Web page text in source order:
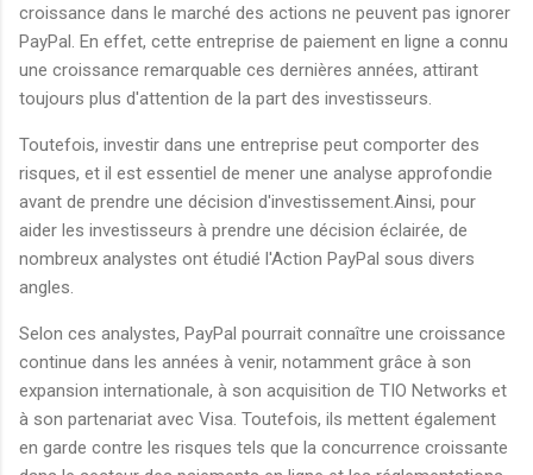
croissance dans le marché des actions ne peuvent pas ignorer
PayPal. En effet, cette entreprise de paiement en ligne a connu
une croissance remarquable ces dernières années, attirant
toujours plus d'attention de la part des investisseurs.
Toutefois, investir dans une entreprise peut comporter des
risques, et il est essentiel de mener une analyse approfondie
avant de prendre une décision d'investissement.Ainsi, pour
aider les investisseurs à prendre une décision éclairée, de
nombreux analystes ont étudié l'Action PayPal sous divers
angles.
Selon ces analystes, PayPal pourrait connaître une croissance
continue dans les années à venir, notamment grâce à son
expansion internationale, à son acquisition de TIO Networks et
à son partenariat avec Visa. Toutefois, ils mettent également
en garde contre les risques tels que la concurrence croissante